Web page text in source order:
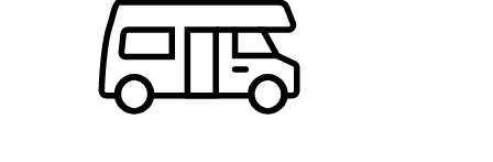
Vermietung 2026